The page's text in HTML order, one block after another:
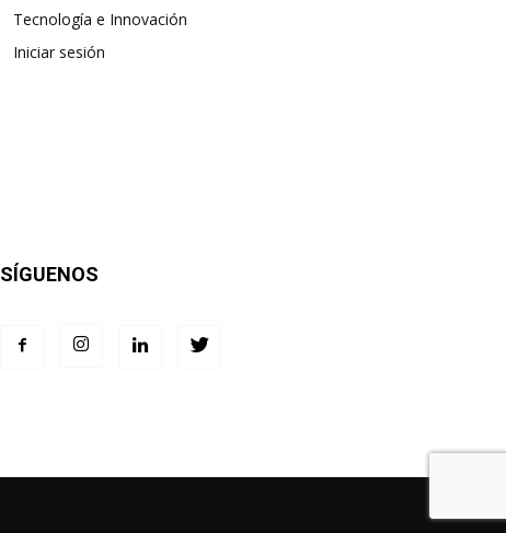
Tecnología e Innovación
Iniciar sesión
SÍGUENOS